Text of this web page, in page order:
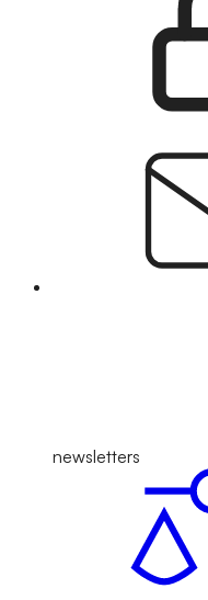
newsletters